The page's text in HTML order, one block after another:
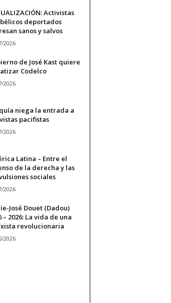
Activistas
deportados
sanos y salvos
2026
de José Kast quiere
Codelco
2026
niega la entrada a
pacifistas
2026
Latina – Entre el
de la derecha y las
sociales
2026
José Douet (Dadou)
– 2026: La vida de una
revolucionaria
2026